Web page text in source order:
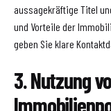
aussagekräftige Titel
und Vorteile der
geben Sie klare
3. Nutzung